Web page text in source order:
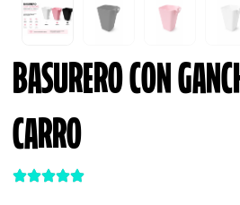
BASURERO CON
CARRO